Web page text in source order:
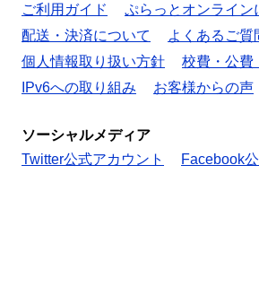
ご利用ガイド
ぷらっとオンライン
配送・決済について
よくあるご質
個人情報取り扱い方針
校費・公費
IPv6への取り組み
お客様からの声
ソーシャルメディア
Twitter公式アカウント
Facebook